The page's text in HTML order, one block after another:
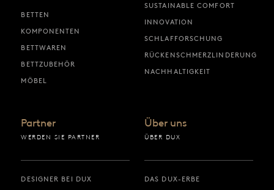
BETTEN
KOMPONENTEN
BETTWAREN
BETTZUBEHÖR
MÖBEL
SUSTAINABLE COMFORT
INNOVATION
SCHLAFFORSCHUNG
RÜCKENSCHMERZLINDERUNG
NACHHALTIGKEIT
Partner
WERDEN SIE PARTNER
DESIGNER BEI DUX
Über uns
ÜBER DUX
DAS DUX-ERBE